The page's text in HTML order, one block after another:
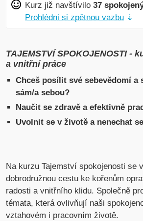
Kurz již navštívilo37
Prohlédni si zpětnou vazbu ⇣
TAJEMSTVÍ SPOKOJENOSTI -
a vnitřní práce
Chceš posílit své sebevědomí a
sám/a sebou?
Naučit se zdravě a efektivně
Uvolnit se v životě a nenechat
Na kurzu Tajemství spokojenosti se
dobrodružnou cestu ke kořenům
radosti a vnitřního klidu. Společně
témata, která ovlivňují naši
vztahovém i pracovním životě.